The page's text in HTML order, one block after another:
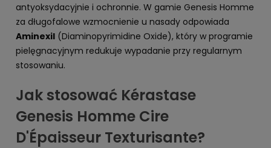
antyoksydacyjnie i ochronnie. W gamie Genesis Homme
za długofalowe wzmocnienie u nasady odpowiada
Aminexil (Diaminopyrimidine Oxide), który w programie
pielęgnacyjnym redukuje wypadanie przy regularnym
stosowaniu.
Jak stosować Kérastase
Genesis Homme Cire
D'Épaisseur Texturisante?